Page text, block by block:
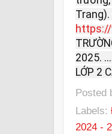
https://
2025.
LỚP 2
Posted
Labels:
2024 -